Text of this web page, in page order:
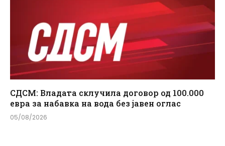
СДСМ: Владата склучила договор од 100.000
евра за набавка на вода без јавен оглас
05/08/2026